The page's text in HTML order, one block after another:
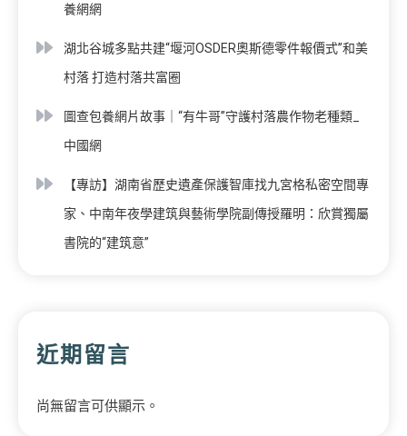
養網網
湖北谷城多點共建“堰河OSDER奧斯德零件報價式”和美
村落 打造村落共富圈
圖查包養網片故事｜“有牛哥”守護村落農作物老種類_
中國網
【專訪】湖南省歷史遺產保護智庫找九宮格私密空間專
家、中南年夜學建筑與藝術學院副傳授羅明：欣賞獨屬
書院的“建筑意”
近期留言
尚無留言可供顯示。